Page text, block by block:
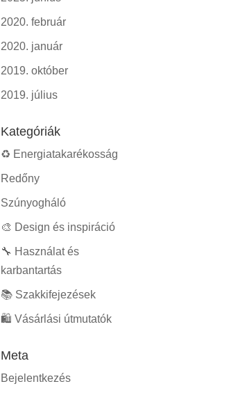
2020. február
2020. január
2019. október
2019. július
Kategóriák
♻️ Energiatakarékosság
Redőny
Szúnyogháló
🎨 Design és inspiráció
🔧 Használat és
karbantartás
📚 Szakkifejezések
🛍️ Vásárlási útmutatók
Meta
Bejelentkezés